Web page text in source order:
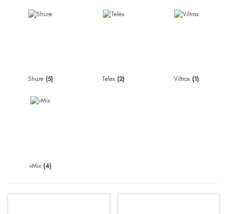
Shure (5) Telex (2) Viltrox (1)
vMix (4)